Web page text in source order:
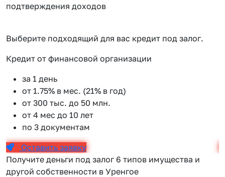
подтверждения доходов
Выберите подходящий для вас кредит под залог.
Кредит от финансовой организации
за 1 день
от 1.75% в мес. (21% в год)
от 300 тыс. до 50 млн.
от 4 мес до 10 лет
по 3 документам
Оставить заявку
Получите деньги под залог 6 типов имущества и
другой собственности в Уренгое